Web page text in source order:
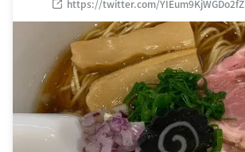
https://twitter.com/YIEum9KjWGDo2fZ